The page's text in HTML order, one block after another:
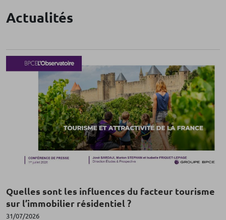
Actualités
Quelles sont les influences du facteur tourisme
sur l’immobilier résidentiel ?
31/07/2026